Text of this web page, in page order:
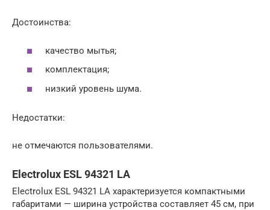
Достоинства:
качество мытья;
комплектация;
низкий уровень шума.
Недостатки:
не отмечаются пользователями.
Electrolux ESL 94321 LA
Electrolux ESL 94321 LA характеризуется компактными
габаритами — ширина устройства составляет 45 см, при